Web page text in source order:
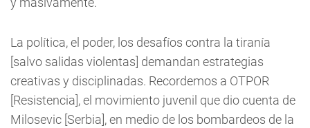
La política, el poder, los desafíos contra la tiranía
[salvo salidas violentas] demandan estrategias
creativas y disciplinadas. Recordemos a OTPOR
[Resistencia], el movimiento juvenil que dio cuenta de
Milosevic [Serbia], en medio de los bombardeos de la